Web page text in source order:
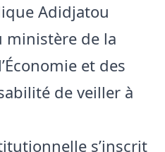
Adidjatou
ministère de la
et des
de veiller à
s’inscrit